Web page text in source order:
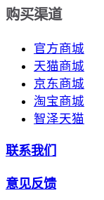
购买渠道
官方商城
天猫商城
京东商城
淘宝商城
智泽天猫
联系我们
意见反馈